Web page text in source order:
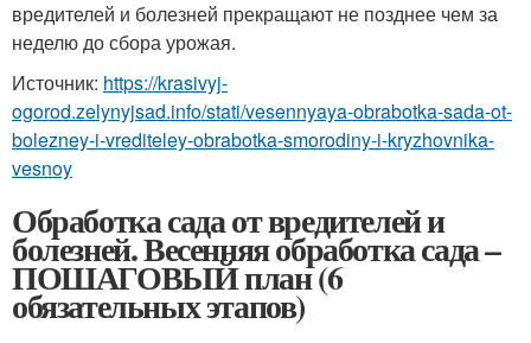
вреди­телей и болезней прекращают не позд­нее чем за
неделю до сбора урожая.
Источник: https://krasivyj-
ogorod.zelynyjsad.info/stati/vesennyaya-obrabotka-sada-ot-
bolezney-i-vrediteley-obrabotka-smorodiny-i-kryzhovnika-
vesnoy
Обработка сада от вредителей и
болезней. Весенняя обработка сада –
ПОШАГОВЫЙ план (6
обязательных этапов)